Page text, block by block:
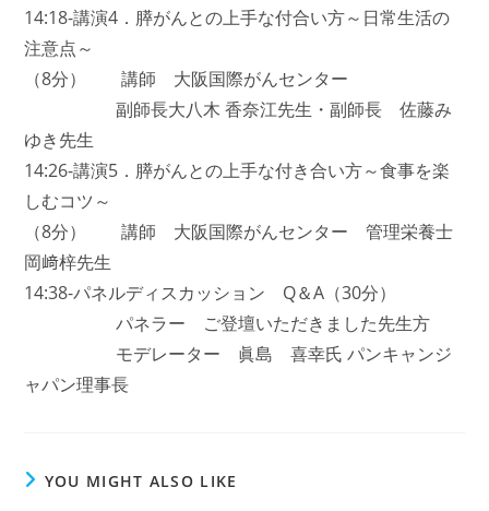
14:18-講演4．膵がんとの上手な付合い方～日常生活の
注意点～
（8分） 講師 大阪国際がんセンター
副師長大八木 香奈江先生・副師長 佐藤み
ゆき先生
14:26-講演5．膵がんとの上手な付き合い方～食事を楽
しむコツ～
（8分） 講師 大阪国際がんセンター 管理栄養士
岡﨑梓先生
14:38-パネルディスカッション Q＆A（30分）
パネラー ご登壇いただきました先生方
モデレーター 眞島 喜幸氏 パンキャンジ
ャパン理事長
YOU MIGHT ALSO LIKE